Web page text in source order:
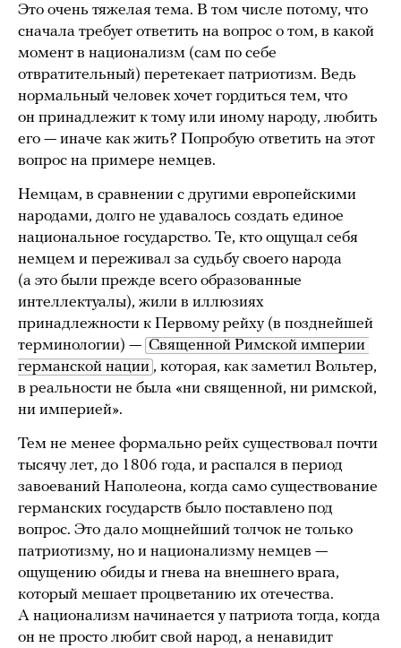
Это очень тяжелая тема. В том числе потому, что
сначала требует ответить на вопрос о том, в какой
момент в национализм (сам по себе
отвратительный) перетекает патриотизм. Ведь
нормальный человек хочет гордиться тем, что
он принадлежит к тому или иному народу, любить
его — иначе как жить? Попробую ответить на этот
вопрос на примере немцев.
Немцам, в сравнении с другими европейскими
народами, долго не удавалось создать единое
национальное государство. Те, кто ощущал себя
немцем и переживал за судьбу своего народа
(а это были прежде всего образованные
интеллектуалы), жили в иллюзиях
принадлежности к Первому рейху (в позднейшей
терминологии) — Священной Римской империи
германской нации , которая, как заметил Вольтер,
в реальности не была «ни священной, ни римской,
ни империей».
Тем не менее формально рейх существовал почти
тысячу лет, до 1806 года, и распался в период
завоеваний Наполеона, когда само существование
германских государств было поставлено под
вопрос. Это дало мощнейший толчок не только
патриотизму, но и национализму немцев —
ощущению обиды и гнева на внешнего врага,
который мешает процветанию их отечества.
А национализм начинается у патриота тогда, когда
он не просто любит свой народ, а ненавидит